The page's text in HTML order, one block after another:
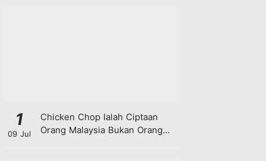
1
09 Jul
Chicken Chop Ialah Ciptaan
Orang Malaysia Bukan Orang